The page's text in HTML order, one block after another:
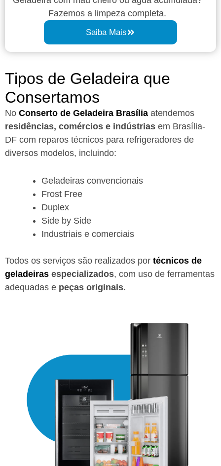
Fazemos a limpeza completa.
Saiba Mais
Tipos de Geladeira que
Consertamos
No Conserto de Geladeira Brasília atendemos
residências, comércios e indústrias em Brasília-
DF com reparos técnicos para refrigeradores de
diversos modelos, incluindo:
Geladeiras convencionais
Frost Free
Duplex
Side by Side
Industriais e comerciais
Todos os serviços são realizados por técnicos de
geladeiras especializados, com uso de ferramentas
adequadas e peças originais.